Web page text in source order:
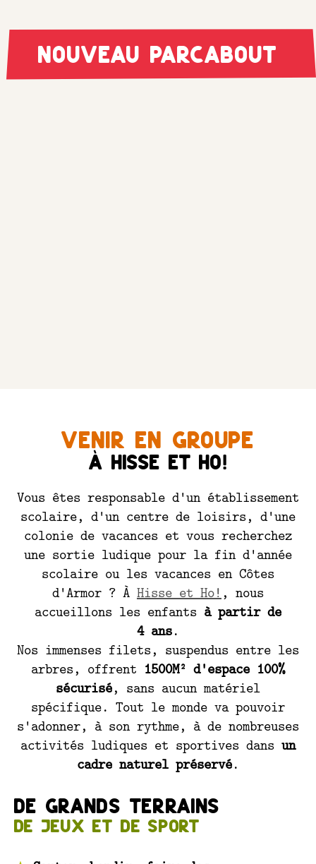
Nouveau Parcabout
Venir en groupe
à hisse et ho!
Vous êtes responsable d'un établissement
scolaire, d'un centre de loisirs, d'une
colonie de vacances et vous recherchez
une sortie ludique pour la fin d'année
scolaire ou les vacances en Côtes
d'Armor ? À Hisse et Ho! , nous
accueillons les enfants à partir de
4 ans.
Nos immenses filets, suspendus entre les
arbres, offrent 1500M² d'espace 100%
sécurisé, sans aucun matériel
spécifique. Tout le monde va pouvoir
s'adonner, à son rythme, à de nombreuses
activités ludiques et sportives dans un
cadre naturel préservé.
De grands terrains
de jeux et de sport